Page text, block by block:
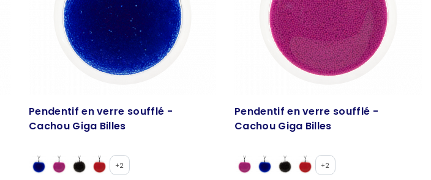
Pendentif en verre soufflé -
Cachou Giga Billes
+2
Pendentif en verre soufflé -
Cachou Giga Billes
+2